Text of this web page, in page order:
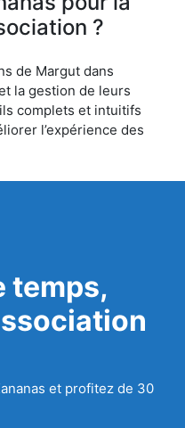
?
de Margut dans
la gestion de leurs
complets et intuitifs
l’expérience des
temps,
et profitez de 30